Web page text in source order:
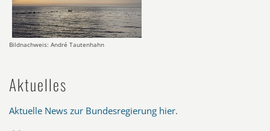
Bildnachweis: André Tautenhahn
Aktuelles
Aktuelle News zur Bundesregierung hier.